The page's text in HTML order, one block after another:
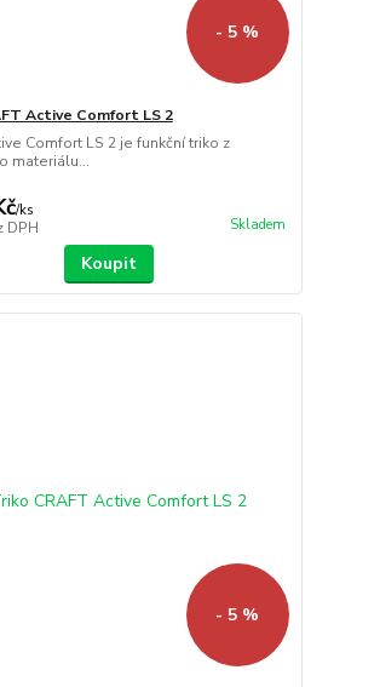
- 5 %
Active Comfort LS 2
Comfort LS 2 je funkční triko z
materiálu...
/ks
DPH Skladem
Koupit
- 5 %